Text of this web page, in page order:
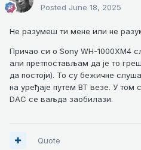
Posted June 18, 2025
Не разумеш ти мене или не
Причао си о Sony WH-1000XM4
али претпостављам да је то
да постоји). То су бежичне
на уређајe путем BT везе. У том
DAC се ваљда заобилази.
Quote